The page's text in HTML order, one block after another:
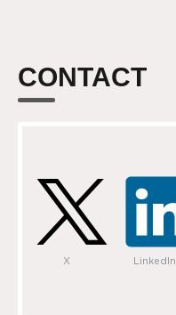
CONTACT
X LinkedIn